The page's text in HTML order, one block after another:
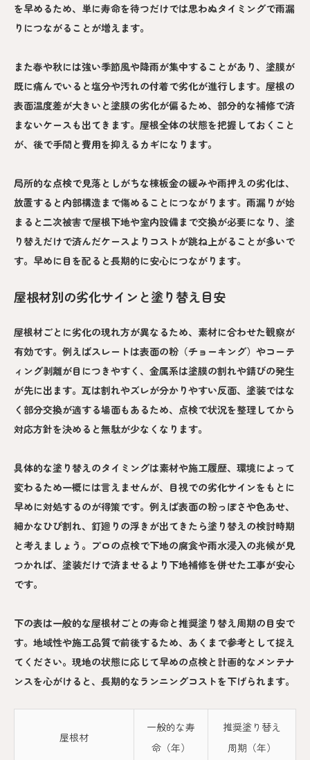
を早めるため、単に寿命を待つだけでは思わぬタイミングで雨漏
りにつながることが増えます。
また春や秋には強い季節風や降雨が集中することがあり、塗膜が
既に痛んでいると塩分や汚れの付着で劣化が進行します。屋根の
表面温度差が大きいと塗膜の劣化が偏るため、部分的な補修で済
まないケースも出てきます。屋根全体の状態を把握しておくこと
が、後で手間と費用を抑えるカギになります。
局所的な点検で見落としがちな棟板金の緩みや雨押えの劣化は、
放置すると内部構造まで傷めることにつながります。雨漏りが始
まると二次被害で屋根下地や室内設備まで交換が必要になり、塗
り替えだけで済んだケースよりコストが跳ね上がることが多いで
す。早めに目を配ると長期的に安心につながります。
屋根材別の劣化サインと塗り替え目安
屋根材ごとに劣化の現れ方が異なるため、素材に合わせた観察が
有効です。例えばスレートは表面の粉（チョーキング）やコーテ
ィング剥離が目につきやすく、金属系は塗膜の割れや錆びの発生
が先に出ます。瓦は割れやズレが分かりやすい反面、塗装ではな
く部分交換が適する場面もあるため、点検で状況を整理してから
対応方針を決めると無駄が少なくなります。
具体的な塗り替えのタイミングは素材や施工履歴、環境によって
変わるため一概には言えませんが、目視での劣化サインをもとに
早めに対処するのが得策です。例えば表面の粉っぽさや色あせ、
細かなひび割れ、釘廻りの浮きが出てきたら塗り替えの検討時期
と考えましょう。プロの点検で下地の腐食や雨水浸入の兆候が見
つかれば、塗装だけで済ませるより下地補修を併せた工事が安心
です。
下の表は一般的な屋根材ごとの寿命と推奨塗り替え周期の目安で
す。地域性や施工品質で前後するため、あくまで参考として捉え
てください。現地の状態に応じて早めの点検と計画的なメンテナ
ンスを心がけると、長期的なランニングコストを下げられます。
屋根材
一般的な寿
命（年）
推奨塗り替え
周期（年）